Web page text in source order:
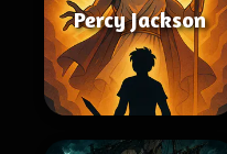
Percy Jackson